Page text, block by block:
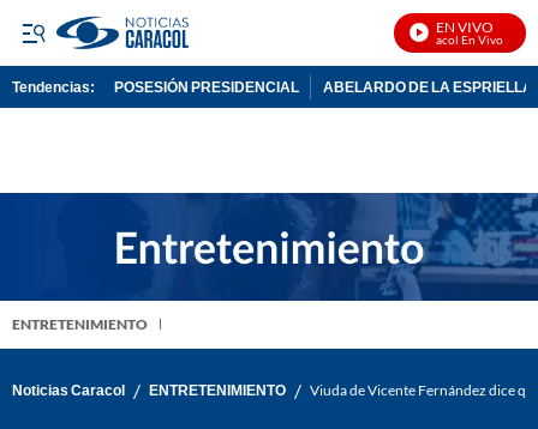
EN VIVO
Noticias Caracol En Vivo
Tendencias: POSESIÓN PRESIDENCIAL ABELARDO DE LA ESPRIELLA
ENTRETENIMIENTO
Noticias Caracol / ENTRETENIMIENTO / Viuda de Vicente Fernández dice